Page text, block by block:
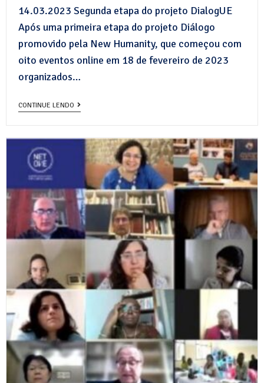
14.03.2023 Segunda etapa do projeto DialogUE
Após uma primeira etapa do projeto Diálogo
promovido pela New Humanity, que começou com
oito eventos online em 18 de fevereiro de 2023
organizados…
CONTINUE LENDO